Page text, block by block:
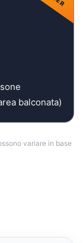
balconata)
variare in base